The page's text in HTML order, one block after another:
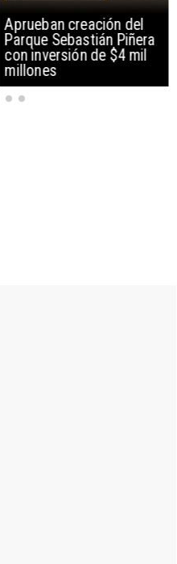
Aprueban creación del
Parque Sebastián Piñera
con inversión de $4 mil
millones